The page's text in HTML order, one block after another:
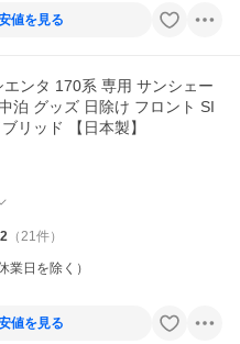
値を見る
ンタ 170系 専用 サンシェー
泊 グッズ 日除け フロント SI
リッド 【日本製】
（21件）
業日を除く）
値を見る